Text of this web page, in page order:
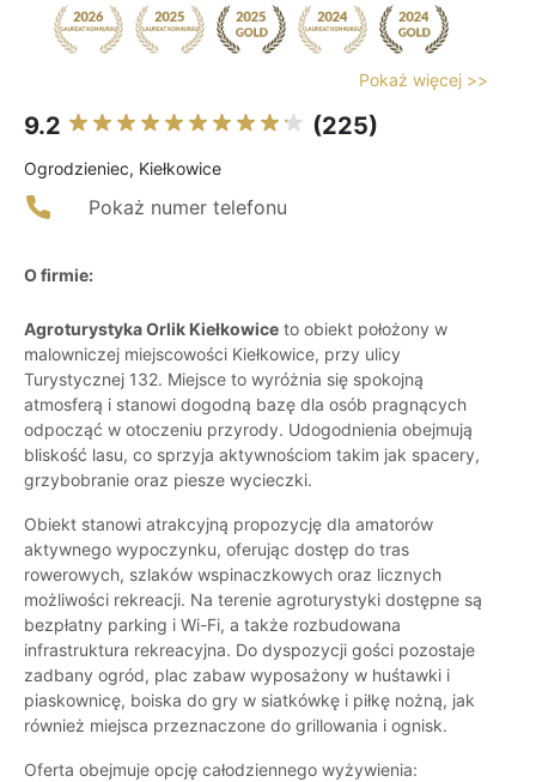
Pokaż więcej >>
9.2 (225)
Ogrodzieniec, Kiełkowice
Pokaż numer telefonu
O firmie:
Agroturystyka Orlik Kiełkowice to obiekt położony w
malowniczej miejscowości Kiełkowice, przy ulicy
Turystycznej 132. Miejsce to wyróżnia się spokojną
atmosferą i stanowi dogodną bazę dla osób pragnących
odpocząć w otoczeniu przyrody. Udogodnienia obejmują
bliskość lasu, co sprzyja aktywnościom takim jak spacery,
grzybobranie oraz piesze wycieczki.
Obiekt stanowi atrakcyjną propozycję dla amatorów
aktywnego wypoczynku, oferując dostęp do tras
rowerowych, szlaków wspinaczkowych oraz licznych
możliwości rekreacji. Na terenie agroturystyki dostępne są
bezpłatny parking i Wi-Fi, a także rozbudowana
infrastruktura rekreacyjna. Do dyspozycji gości pozostaje
zadbany ogród, plac zabaw wyposażony w huśtawki i
piaskownicę, boiska do gry w siatkówkę i piłkę nożną, jak
również miejsca przeznaczone do grillowania i ognisk.
Oferta obejmuje opcję całodziennego wyżywienia: